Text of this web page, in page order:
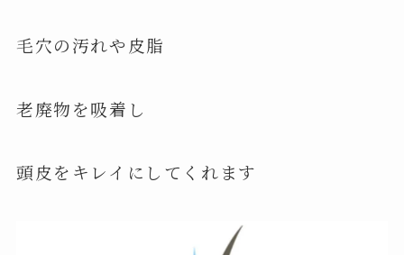
毛穴の汚れや皮脂
老廃物を吸着し
頭皮をキレイにしてくれます